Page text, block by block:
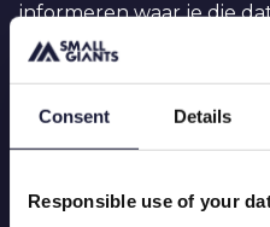
Consent Details
Responsible use of your
informeren waar je die
één maand. Doe je dat
tot €20 miljoen
Veilig schrapen
zoveel mogelijk op
noodzakelijk is met een